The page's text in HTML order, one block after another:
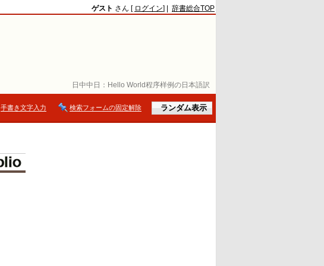
日中中日： Hello World程序样例の日本語訳
ゲスト さん [ ログイン] | 辞書総合TOP
手書き文字入力 検索フォームの固定解除